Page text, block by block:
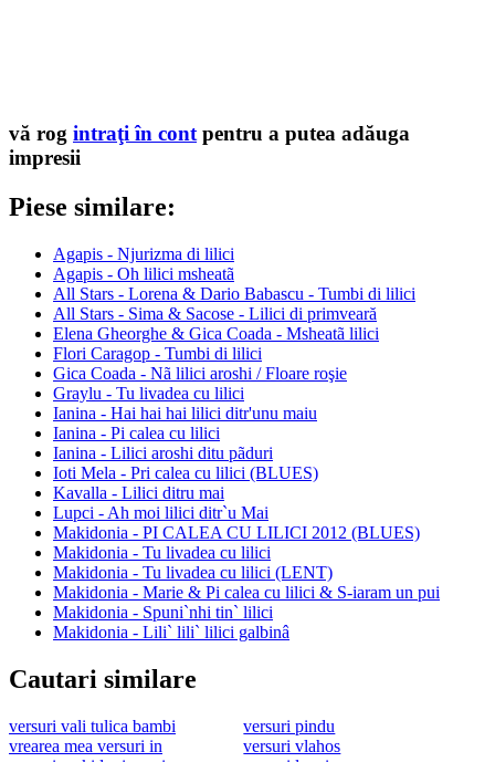
vă rog intraţi în cont pentru a putea adăuga
impresii
Piese similare:
Agapis - Njurizma di lilici
Agapis - Oh lilici msheatã
All Stars - Lorena & Dario Babascu - Tumbi di lilici
All Stars - Sima & Sacose - Lilici di primveară
Elena Gheorghe & Gica Coada - Msheatã lilici
Flori Caragop - Tumbi di lilici
Gica Coada - Nã lilici aroshi / Floare roşie
Graylu - Tu livadea cu lilici
Ianina - Hai hai hai lilici ditr'unu maiu
Ianina - Pi calea cu lilici
Ianina - Lilici aroshi ditu pãduri
Ioti Mela - Pri calea cu lilici (BLUES)
Kavalla - Lilici ditru mai
Lupci - Ah moi lilici ditr`u Mai
Makidonia - PI CALEA CU LILICI 2012 (BLUES)
Makidonia - Tu livadea cu lilici
Makidonia - Tu livadea cu lilici (LENT)
Makidonia - Marie & Pi calea cu lilici & S-iaram un pui
Makidonia - Spuni`nhi tin` lilici
Makidonia - Lili` lili` lilici galbinâ
Cautari similare
versuri vali tulica bambi
versuri pindu
vrearea mea versuri in
versuri vlahos